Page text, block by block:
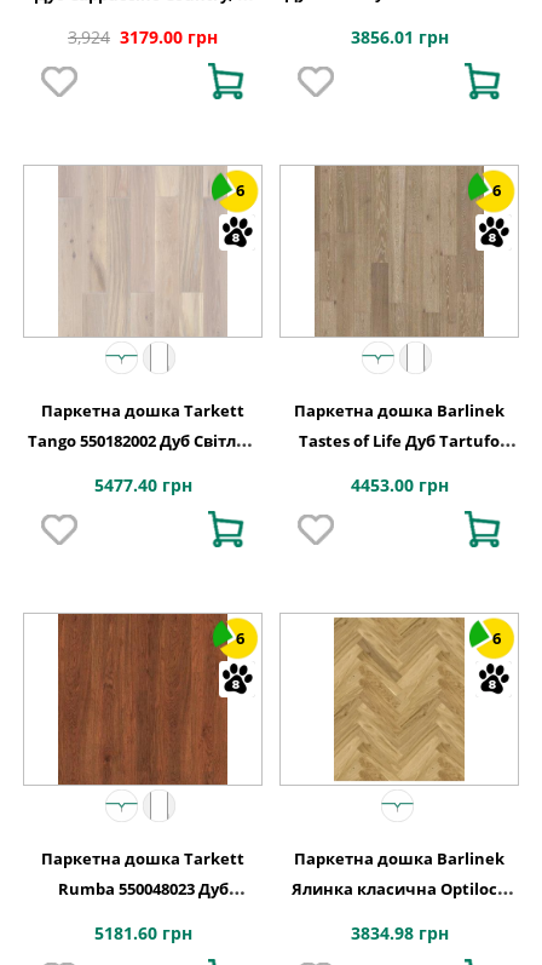
3,924 3179.00 грн 3856.01 грн
6
Паркетна дошка Tarkett
Tango 550182002 Дуб Світлий
5477.40 грн
6
Паркетна дошка Barlinek
Tastes of Life Дуб Tartufo
4453.00 грн
6
Паркетна дошка Tarkett
Rumba 550048023 Дуб
5181.60 грн
6
Паркетна дошка Barlinek
Ялинка класична Optilock
1WC000016
3834.98 грн